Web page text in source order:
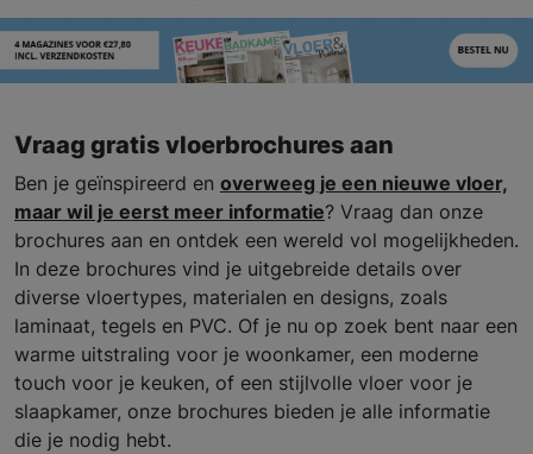
Vraag gratis vloerbrochures aan
Ben je geïnspireerd en overweeg je een nieuwe vloer,
maar wil je eerst meer informatie? Vraag dan onze
brochures aan en ontdek een wereld vol mogelijkheden.
In deze brochures vind je uitgebreide details over
diverse vloertypes, materialen en designs, zoals
laminaat, tegels en PVC. Of je nu op zoek bent naar een
warme uitstraling voor je woonkamer, een moderne
touch voor je keuken, of een stijlvolle vloer voor je
slaapkamer, onze brochures bieden je alle informatie
die je nodig hebt.